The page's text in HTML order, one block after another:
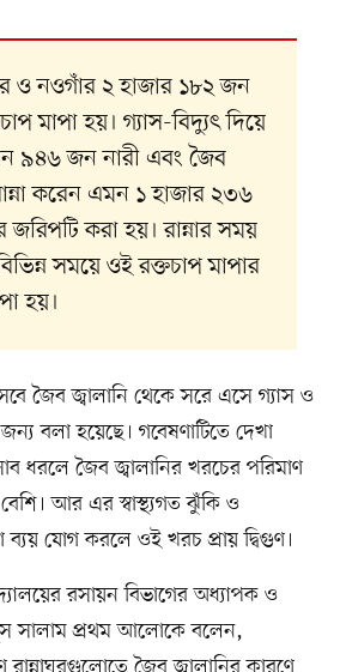
ও নওগাঁর ২ হাজার ১৮২ জন
মাপা হয়। গ্যাস-বিদ্যুৎ দিয়ে
৯৪৬ জন নারী এবং জৈব
করেন এমন ১ হাজার ২৩৬
করা হয়। রান্নার সময়
সময়ে ওই রক্তচাপ মাপার
হয়।
জৈব জ্বালানি থেকে সরে এসে গ্যাস ও
জন্য বলা হয়েছে। গবেষণাটিতে দেখা
ধরলে জৈব জ্বালানির খরচের পরিমাণ
আর এর স্বাস্থ্যগত ঝুঁকি ও
ব্যয় যোগ করলে ওই খরচ প্রায় দ্বিগুণ।
রসায়ন বিভাগের অধ্যাপক ও
সালাম প্রথম আলোকে বলেন,